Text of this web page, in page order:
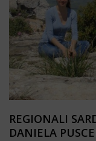
REGIONALI
DANIELA